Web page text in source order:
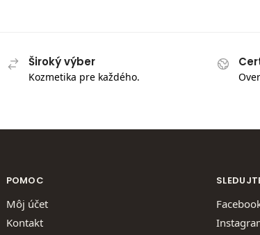
Široký výber
Kozmetika pre každého.
POMOC
Môj účet
Kontakt